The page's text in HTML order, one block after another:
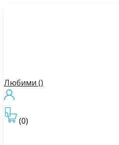
Любими ()
(0)
